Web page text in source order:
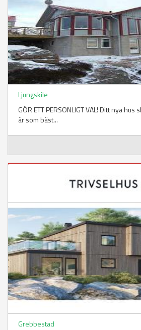
Ljungskile
GÖR ETT PERSONLIGT VAL! Ditt nya
är som bäst...
Grebbestad